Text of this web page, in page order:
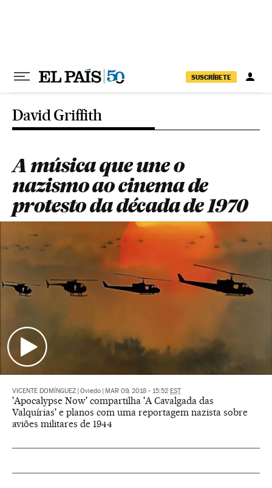
SUSCRÍBETE
David Griffith
A música que une o
nazismo ao cinema de
protesto da década de 1970
VICENTE DOMÍNGUEZ Oviedo MAR 09, 2018 - 15:52 EST
'Apocalypse Now' compartilha 'A Cavalgada das
Valquírias' e planos com uma reportagem nazista sobre
aviões militares de 1944